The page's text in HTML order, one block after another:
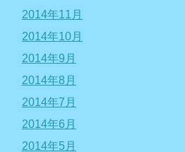
2014年11月
2014年10月
2014年9月
2014年8月
2014年7月
2014年6月
2014年5月